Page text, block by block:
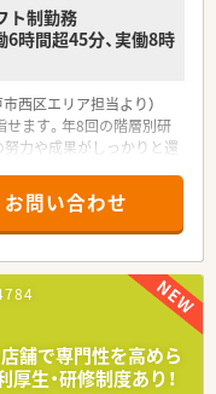
ト制勤務
時間超45分、実働8時
西区エリア担当より）
ます。年8回の階層別研
力や成果がしっかりと還
10分の場所に位置してお
地です。
処方箋を応需しており、
ます。
となっており、常勤2名
ります。
お問い合わせ
店舗で専門性を高めら
生・研修制度あり！